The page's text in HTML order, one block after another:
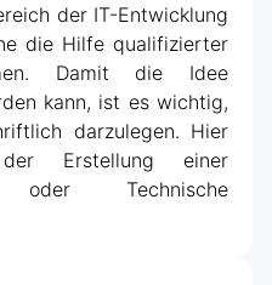
der IT-Entwicklung
die Hilfe qualifizierter
Damit die Idee
kann, ist es wichtig,
darzulegen. Hier
Erstellung einer
oder Technische